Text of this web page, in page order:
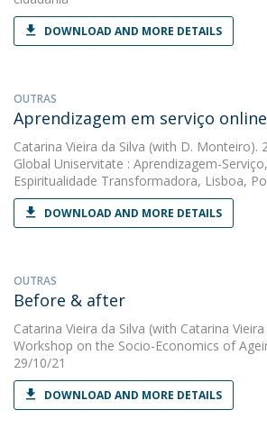
DOWNLOAD AND MORE DETAILS
OUTRAS
Aprendizagem em serviço online
Catarina Vieira da Silva (with D. Monteiro).
Global Uniservitate : Aprendizagem-
Espiritualidade Transformadora, Lisboa,
DOWNLOAD AND MORE DETAILS
OUTRAS
Before & after
Catarina Vieira da Silva (with Catarina
Workshop on the Socio-Economics of
29/10/21
DOWNLOAD AND MORE DETAILS